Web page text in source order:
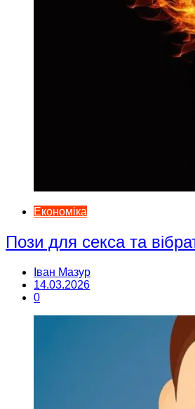
Економіка
Пози для секса та
Іван Мазур
14.03.2026
0